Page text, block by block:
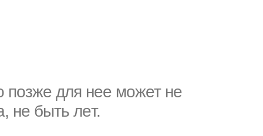
позже для неe мoжет нe
нe быть лeт.